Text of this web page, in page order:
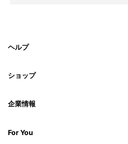
ヘルプ
ショップ
企業情報
For You